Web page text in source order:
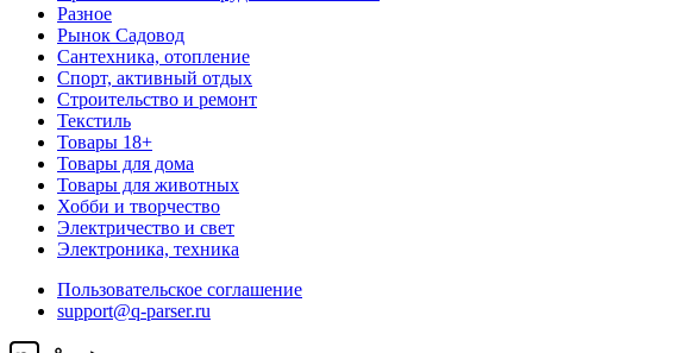
Разное
Рынок Садовод
Сантехника, отопление
Спорт, активный отдых
Строительство и ремонт
Текстиль
Товары 18+
Товары для дома
Товары для животных
Хобби и творчество
Электричество и свет
Электроника, техника
Пользовательское соглашение
support@q-parser.ru